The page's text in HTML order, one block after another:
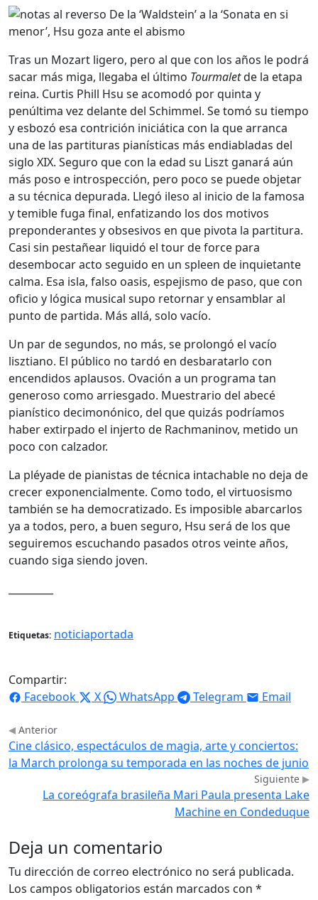
Tras un Mozart ligero, pero al que con los años le podrá
sacar más miga, llegaba el último Tourmaletde la etapa
reina. Curtis Phill Hsu se acomodó por quinta y
penúltima vez delante del Schimmel. Se tomó su tiempo
y esbozó esa contrición iniciática con la que arranca
una de las partituras pianísticas más endiabladas del
siglo XIX. Seguro que con la edad su Liszt ganará aún
más poso e introspección, pero poco se puede objetar
a su técnica depurada. Llegó ileso al inicio de la famosa
y temible fuga final, enfatizando los dos motivos
preponderantes y obsesivos en que pivota la partitura.
Casi sin pestañear liquidó el tour de force para
desembocar acto seguido en un spleen de inquietante
calma. Esa isla, falso oasis, espejismo de paso, que con
oficio y lógica musical supo retornar y ensamblar al
punto de partida. Más allá, solo vacío.
Un par de segundos, no más, se prolongó el vacío
lisztiano. El público no tardó en desbaratarlo con
encendidos aplausos. Ovación a un programa tan
generoso como arriesgado. Muestrario del abecé
pianístico decimonónico, del que quizás podríamos
haber extirpado el injerto de Rachmaninov, metido un
poco con calzador.
La pléyade de pianistas de técnica intachable no deja de
crecer exponencialmente. Como todo, el virtuosismo
también se ha democratizado. Es imposible abarcarlos
ya a todos, pero, a buen seguro, Hsu será de los que
seguiremos escuchando pasados otros veinte años,
cuando siga siendo joven.
Etiquetas: noticiaportada
Compartir:
Facebook
X WhatsApp Telegram Email
Anterior
Cine clásico, espectáculos de magia, arte y conciertos:
la March prolonga su temporada en las noches de junio
Siguiente
La coreógrafa brasileña Mari Paula presenta Lake
Machine en Condeduque
Deja un comentario
Tu dirección de correo electrónico no será publicada.
Los campos obligatorios están marcados con *